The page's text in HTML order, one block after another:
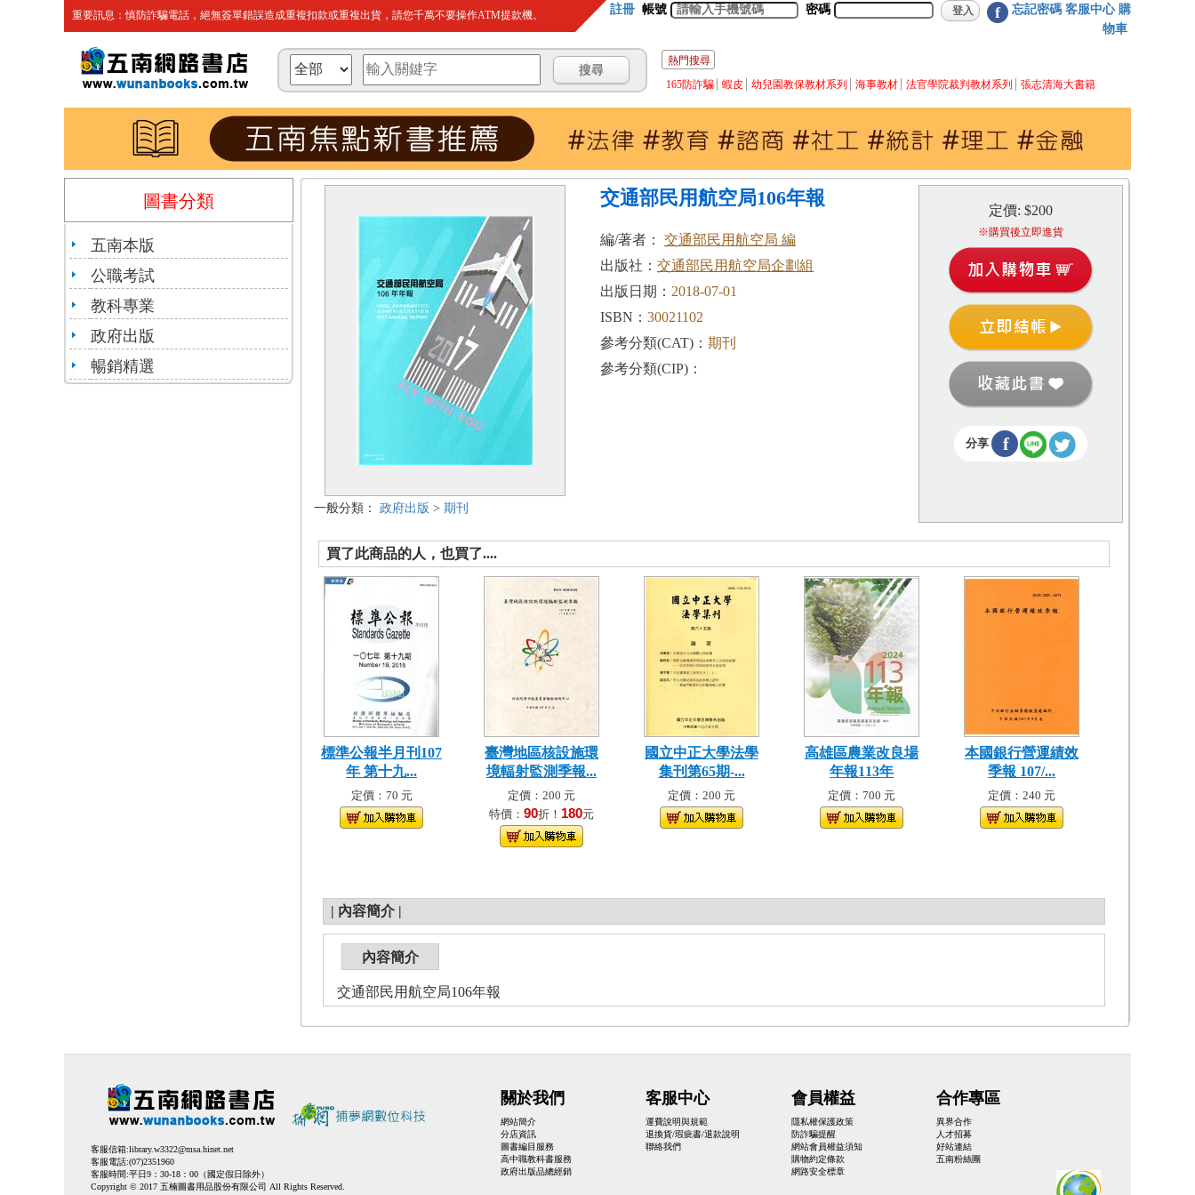
重要訊息：慎防詐騙電話，絕無簽單錯誤造成重複扣款或重複出貨，請您千萬不要操作ATM提款機。 註冊 帳號 密碼 f 忘記密碼 客服中心 購
物車
熱門搜尋
165防詐騙
蝦皮 幼兒園教保教材系列 海事教材 法官學院裁判教材系列 張志清海大書籍
圖書分類
五南本版
公職考試
教科專業
政府出版
暢銷精選
一般分類： 政府出版 > 期刊
交通部民用航空局106年報
編/著者： 交通部民用航空局 編
出版社： 交通部民用航空局企劃組
出版日期： 2018-07-01
ISBN： 30021102
參考分類(CAT)： 期刊
參考分類(CIP)：
定價: $200
※購買後立即進貨
分享 f
買了此商品的人，也買了....
標準公報半月刊107
年 第十九...
定價：70 元
臺灣地區核設施環
境輻射監測季報...
定價：200 元
特價： 90折！ 180元
國立中正大學法學
集刊第65期-...
定價：200 元
高雄區農業改良場
年報113年
定價：700 元
本國銀行營運績效
季報 107/...
定價：240 元
| 內容簡介 |
內容簡介
交通部民用航空局106年報
客服信箱:library.w3322@msa.hinet.net
客服電話:(07)2351960
客服時間:平日9：30-18：00（國定假日除外）
Copyright © 2017 五楠圖書用品股份有限公司 All Rights Reserved.
關於我們
網站簡介
分店資訊
圖書編目服務
高中職教科書服務
政府出版品總經銷
客服中心
運費說明與規範
退換貨/瑕疵書/退款說明
聯絡我們
會員權益
隱私權保護政策
防詐騙提醒
網站會員權益須知
購物約定條款
網路安全標章
合作專區
異界合作
人才招募
好站連結
五南粉絲團